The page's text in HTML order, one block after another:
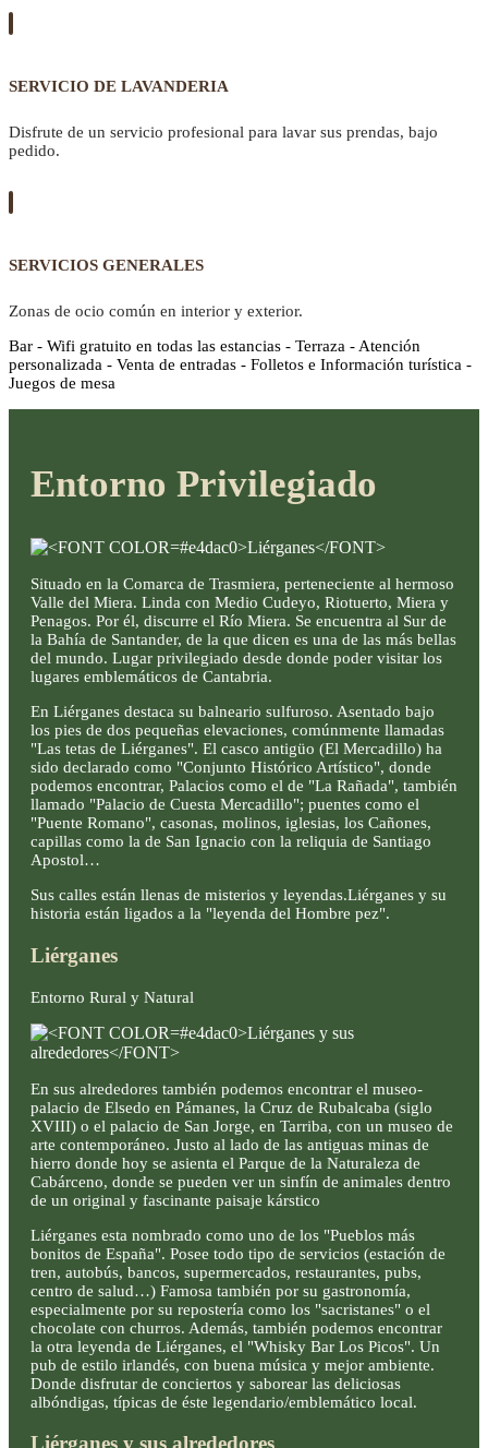
SERVICIO DE LAVANDERIA
Disfrute de un servicio profesional para lavar sus prendas, bajo
pedido.
SERVICIOS GENERALES
Zonas de ocio común en interior y exterior.
Bar - Wifi gratuito en todas las estancias - Terraza - Atención
personalizada - Venta de entradas - Folletos e Información turística -
Juegos de mesa
Entorno Privilegiado
Situado en la Comarca de Trasmiera, perteneciente al hermoso
Valle del Miera. Linda con Medio Cudeyo, Riotuerto, Miera y
Penagos. Por él, discurre el Río Miera. Se encuentra al Sur de
la Bahía de Santander, de la que dicen es una de las más bellas
del mundo. Lugar privilegiado desde donde poder visitar los
lugares emblemáticos de Cantabria.
En Liérganes destaca su balneario sulfuroso. Asentado bajo
los pies de dos pequeñas elevaciones, comúnmente llamadas
"Las tetas de Liérganes". El casco antigüo (El Mercadillo) ha
sido declarado como "Conjunto Histórico Artístico", donde
podemos encontrar, Palacios como el de "La Rañada", también
llamado "Palacio de Cuesta Mercadillo"; puentes como el
"Puente Romano", casonas, molinos, iglesias, los Cañones,
capillas como la de San Ignacio con la reliquia de Santiago
Apostol…
Sus calles están llenas de misterios y leyendas.Liérganes y su
historia están ligados a la "leyenda del Hombre pez".
Liérganes
Entorno Rural y Natural
En sus alrededores también podemos encontrar el museo-
palacio de Elsedo en Pámanes, la Cruz de Rubalcaba (siglo
XVIII) o el palacio de San Jorge, en Tarriba, con un museo de
arte contemporáneo. Justo al lado de las antiguas minas de
hierro donde hoy se asienta el Parque de la Naturaleza de
Cabárceno, donde se pueden ver un sinfín de animales dentro
de un original y fascinante paisaje kárstico
Liérganes esta nombrado como uno de los "Pueblos más
bonitos de España". Posee todo tipo de servicios (estación de
tren, autobús, bancos, supermercados, restaurantes, pubs,
centro de salud…) Famosa también por su gastronomía,
especialmente por su repostería como los "sacristanes" o el
chocolate con churros. Además, también podemos encontrar
la otra leyenda de Liérganes, el "Whisky Bar Los Picos". Un
pub de estilo irlandés, con buena música y mejor ambiente.
Donde disfrutar de conciertos y saborear las deliciosas
albóndigas, típicas de éste legendario/emblemático local.